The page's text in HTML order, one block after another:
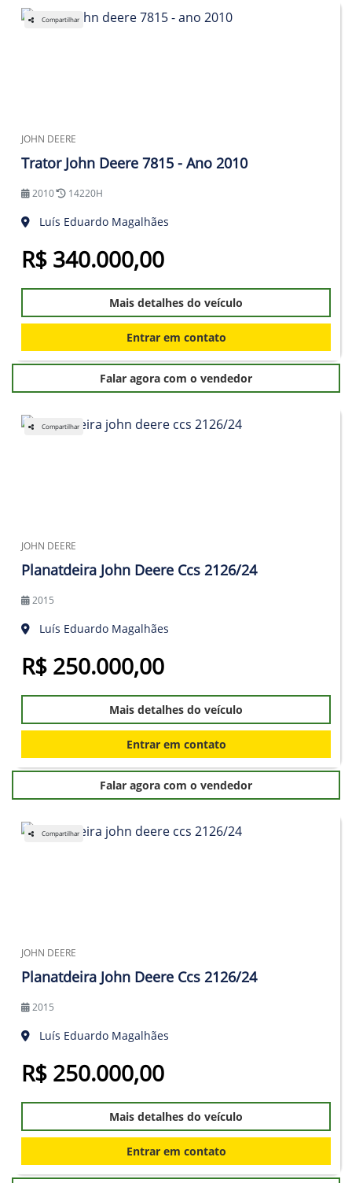
Compartilhar
JOHN DEERE
Trator John Deere 7815 - Ano 2010
2010 14220H
Luís Eduardo Magalhães
R$ 340.000,00
Mais detalhes do veículo
Entrar em contato
Falar agora com o vendedor
Compartilhar
JOHN DEERE
Planatdeira John Deere Ccs 2126/24
2015
Luís Eduardo Magalhães
R$ 250.000,00
Mais detalhes do veículo
Entrar em contato
Falar agora com o vendedor
Compartilhar
JOHN DEERE
Planatdeira John Deere Ccs 2126/24
2015
Luís Eduardo Magalhães
R$ 250.000,00
Mais detalhes do veículo
Entrar em contato